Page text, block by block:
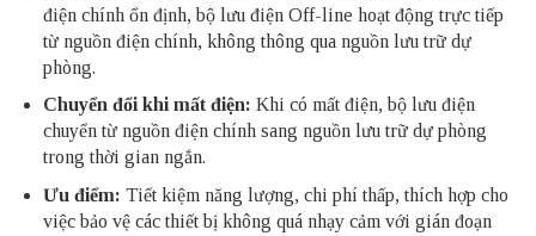
điện chính ổn định, bộ lưu điện Off-line hoạt động trực tiếp
từ nguồn điện chính, không thông qua nguồn lưu trữ dự
phòng.
Chuyển đổi khi mất điện: Khi có mất điện, bộ lưu điện
chuyển từ nguồn điện chính sang nguồn lưu trữ dự phòng
trong thời gian ngắn.
Ưu điểm: Tiết kiệm năng lượng, chi phí thấp, thích hợp cho
việc bảo vệ các thiết bị không quá nhạy cảm với gián đoạn